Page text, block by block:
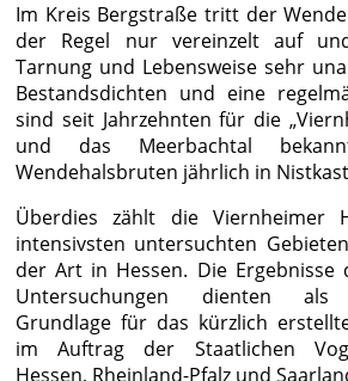
Im Kreis Bergstraße tritt der
der Regel nur vereinzelt auf
Tarnung und Lebensweise sehr
Bestandsdichten und eine
sind seit Jahrzehnten für die
und das Meerbachtal
Wendehalsbruten jährlich in
Überdies zählt die Viernheimer
intensivsten untersuchten
der Art in Hessen. Die Ergebnisse
Untersuchungen dienten als
Grundlage für das kürzlich
im Auftrag der Staatlichen
Hessen, Rheinland-Pfalz und